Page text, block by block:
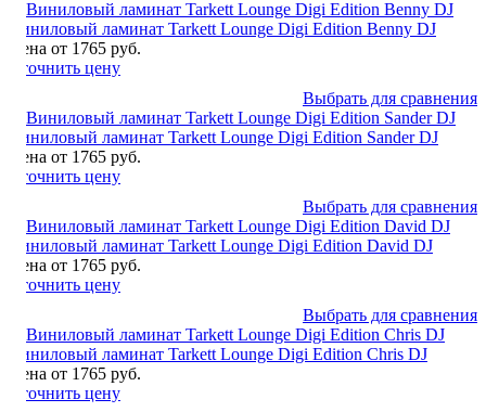
Виниловый ламинат Tarkett Lounge Digi Edition Benny DJ
Цена от 1765 руб.
Уточнить цену
Выбрать для сравнения
Виниловый ламинат Tarkett Lounge Digi Edition Sander DJ
Цена от 1765 руб.
Уточнить цену
Выбрать для сравнения
Виниловый ламинат Tarkett Lounge Digi Edition David DJ
Цена от 1765 руб.
Уточнить цену
Выбрать для сравнения
Виниловый ламинат Tarkett Lounge Digi Edition Chris DJ
Цена от 1765 руб.
Уточнить цену